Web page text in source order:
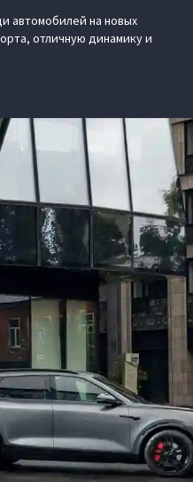
автомобилей на новых
отличную динамику и